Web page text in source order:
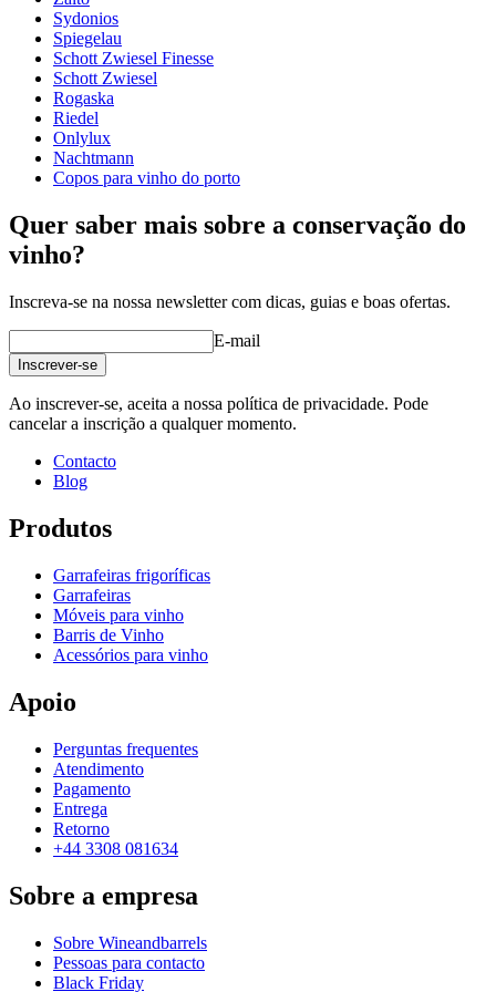
demonstração (mais ou menos a meio do vídeo)
Um bom vinho merece um bom copo!
tipo de vidro
diâmetro (cm)
capacidade (cl) 54.5
Sydonios
Spiegelau
Schott Zwiesel Finesse
Schott Zwiesel
Rogaska
Riedel
Onlylux
Nachtmann
Copos para vinho do porto
Quer saber mais sobre a conservação do
vinho?
Inscreva-se na nossa newsletter com dicas, guias e boas ofertas.
E-mail
Inscrever-se
Ao inscrever-se, aceita a nossa política de privacidade. Pode
cancelar a inscrição a qualquer momento.
Contacto
Blog
Produtos
Garrafeiras frigoríficas
Garrafeiras
Móveis para vinho
Barris de Vinho
Acessórios para vinho
Apoio
Perguntas frequentes
Atendimento
Pagamento
Entrega
Retorno
+44 3308 081634
Sobre a empresa
Sobre Wineandbarrels
Pessoas para contacto
Black Friday